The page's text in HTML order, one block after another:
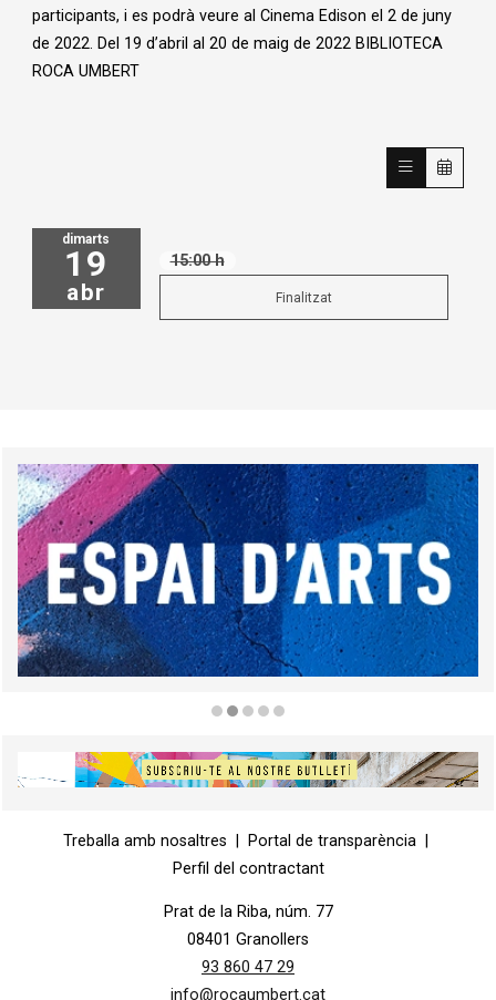
participants, i es podrà veure al Cinema Edison el 2 de juny
de 2022. Del 19 d’abril al 20 de maig de 2022 BIBLIOTECA
ROCA UMBERT
dimarts
19
abr
15:00 h
Finalitzat
Treballa amb nosaltres
Portal de transparència
Perfil del contractant
Prat de la Riba, núm. 77
08401 Granollers
93 860 47 29
info@rocaumbert.cat